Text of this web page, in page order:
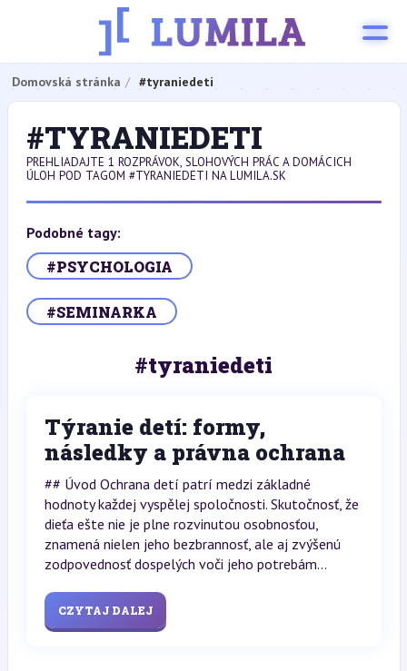
Domovská stránka #tyraniedeti
#TYRANIEDETI
PREHLIADAJTE 1 ROZPRÁVOK, SLOHOVÝCH PRÁC A DOMÁCICH
ÚLOH POD TAGOM #TYRANIEDETI NA LUMILA.SK
Podobné tagy:
#PSYCHOLOGIA
#SEMINARKA
#tyraniedeti
Týranie detí: formy,
následky a právna ochrana
## Úvod Ochrana detí patrí medzi základné
hodnoty každej vyspělej spoločnosti. Skutočnosť, že
dieťa ešte nie je plne rozvinutou osobnosťou,
znamená nielen jeho bezbrannosť, ale aj zvýšenú
zodpovednosť dospelých voči jeho potrebám...
CZYTAJ DALEJ